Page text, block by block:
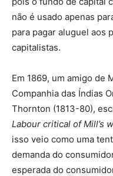
não é usado apenas
para pagar aluguel aos
capitalistas.
Em 1869, um amigo de
Companhia das Índias
Thornton (1813-80),
Labour critical of Mill’s
isso veio como uma
demanda do
esperada do